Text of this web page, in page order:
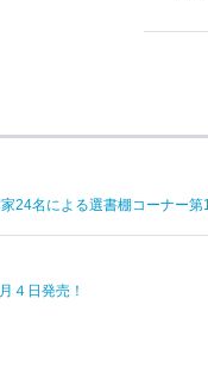
24名による選書棚コーナー第
４日発売！